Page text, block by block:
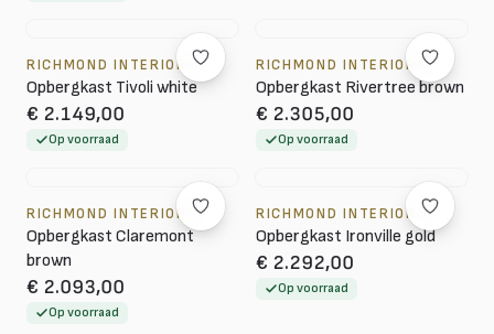
RICHMOND INTERIORS
Opbergkast Tivoli white
€ 2.149,00
Op voorraad
RICHMOND INTERIORS
Opbergkast Rivertree brown
€ 2.305,00
Op voorraad
RICHMOND INTERIORS
Opbergkast Claremont
brown
€ 2.093,00
Op voorraad
RICHMOND INTERIORS
Opbergkast Ironville gold
€ 2.292,00
Op voorraad